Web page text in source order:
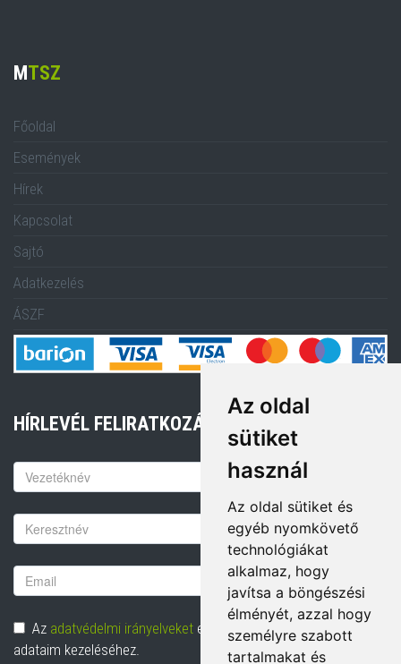
Az oldal
sütiket
használ
Az oldal sütiket és
egyéb nyomkövető
technológiákat
alkalmaz, hogy
javítsa a böngészési
élményét, azzal hogy
személyre szabott
tartalmakat és
MTSZ
Főoldal
Események
Hírek
Kapcsolat
Sajtó
Adatkezelés
ÁSZF
HÍRLEVÉL FELIRATKOZÁS
Keresztnév
Vezetéknév
Email
cím
Adatvédelem
Az adatvédelmi irányelveket elolvastam és hozzájárulok
adataim kezeléséhez.